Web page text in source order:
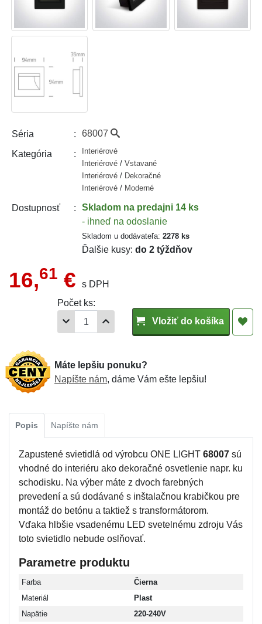
Séria 68007
Kategória
Interiérové
Interiérové / Vstavané
Interiérové / Dekoračné
Interiérové / Moderné
Dostupnosť Skladomna predajni 14 ks
- ihneď na odoslanie
Skladom u dodávateľa: 2278 ks
Ďalšie kusy: do 2 týždňov
16,61 €
s DPH
Počet ks:
Vložiť do košíka
Máte lepšiu ponuku?
Napíšte nám, dáme Vám ešte lepšiu!
Popis Napíšte nám
Zapustené svietidlá od výrobcu ONE LIGHT 68007 sú
vhodné do interiéru ako dekoračné osvetlenie napr. ku
schodisku. Na výber máte z dvoch farebných
prevedení a sú dodávané s inštalačnou krabičkou pre
montáž do betónu a taktiež s transformátorom.
Vďaka hlbšie vsadenému LED svetelnému zdroju Vás
toto svietidlo nebude oslňovať.
Parametre produktu
Farba
Čierna
Materiál
Plast
Napätie
220-240V